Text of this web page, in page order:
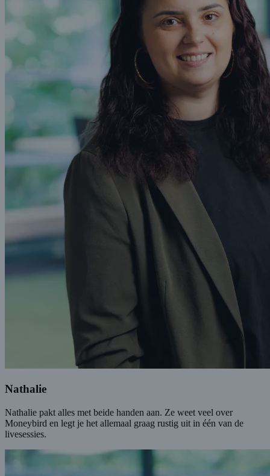
Nathalie
Nathalie pakt alles met beide handen aan. Ze weet veel over
Moneybird en legt je het allemaal graag rustig uit in één van de
livesessies.